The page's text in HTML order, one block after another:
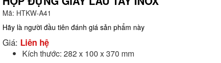
Mã: HTKW-A41
Hãy là người đầu tiên đánh giá sản phẩm này
Giá: Liên hệ
Kích thước: 282 x 100 x 370 mm